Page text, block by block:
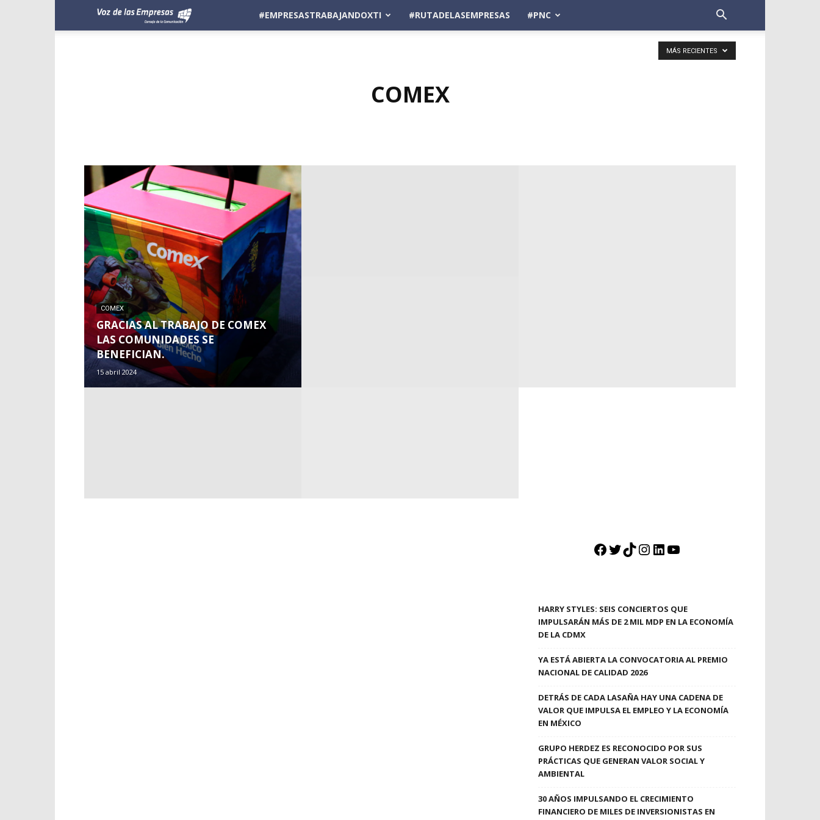
#EMPRESASTRABAJANDOXTI #RUTADELASEMPRESAS #PNC
COMEX
MÁS RECIENTES
COMEX
GRACIAS AL TRABAJO DE COMEX
LAS COMUNIDADES SE
BENEFICIAN.
15 abril 2024
Facebook
Twitter
TikTok
Instagram
LinkedIn
YouTube
HARRY STYLES: SEIS CONCIERTOS QUE
IMPULSARÁN MÁS DE 2 MIL MDP EN LA ECONOMÍA
DE LA CDMX
YA ESTÁ ABIERTA LA CONVOCATORIA AL PREMIO
NACIONAL DE CALIDAD 2026
DETRÁS DE CADA LASAÑA HAY UNA CADENA DE
VALOR QUE IMPULSA EL EMPLEO Y LA ECONOMÍA
EN MÉXICO
GRUPO HERDEZ ES RECONOCIDO POR SUS
PRÁCTICAS QUE GENERAN VALOR SOCIAL Y
AMBIENTAL
30 AÑOS IMPULSANDO EL CRECIMIENTO
FINANCIERO DE MILES DE INVERSIONISTAS EN